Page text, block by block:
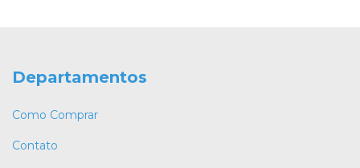
Departamentos
Como Comprar
Contato